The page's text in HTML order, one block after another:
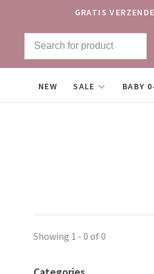
GRATIS
NEW SALE BABY
Showing 1 - 0 of 0